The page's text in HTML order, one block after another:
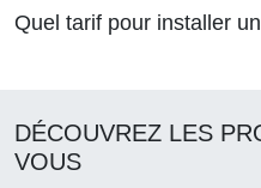
Quel tarif pour installer
DÉCOUVREZ LES
VOUS